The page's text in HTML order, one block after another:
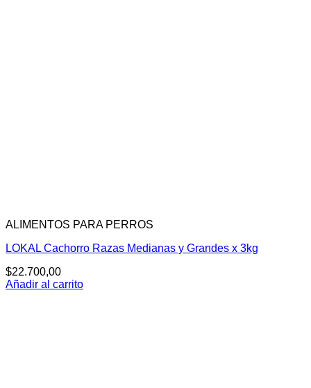
ALIMENTOS PARA PERROS
LOKAL Cachorro Razas Medianas y Grandes x 3kg
$22.700,00
Añadir al carrito